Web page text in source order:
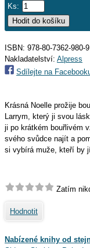
Ks:
ISBN: 978-80-7362-980-9
Nakladatelství: Alpress
Sdílejte na
Krásná Noelle prožije
Larrym, který ji svou
ji po krátkém bouřlivém
svého svůdce najít a
si vybírá muže, kteří by
Zatím
Hodnotit
Nabízené knihy od